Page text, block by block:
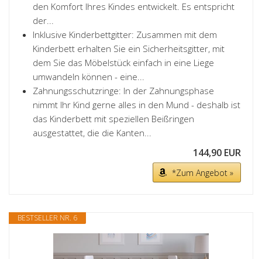
den Komfort Ihres Kindes entwickelt. Es entspricht
der...
Inklusive Kinderbettgitter: Zusammen mit dem
Kinderbett erhalten Sie ein Sicherheitsgitter, mit
dem Sie das Möbelstück einfach in eine Liege
umwandeln können - eine...
Zahnungsschutzringe: In der Zahnungsphase
nimmt Ihr Kind gerne alles in den Mund - deshalb ist
das Kinderbett mit speziellen Beißringen
ausgestattet, die die Kanten...
144,90 EUR
*Zum Angebot »
BESTSELLER NR. 6